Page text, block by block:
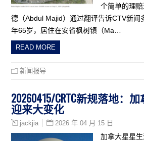
个简单的理赔
德（Abdul Majid）通过翻译告诉CTV新闻
年65岁，居住在安省枫树镇（Ma…
READ MORE
新闻报导
20260415/CRTC新规落地：
迎来大变化
jackjia 2026 年 04 月 15 日
加拿大星星